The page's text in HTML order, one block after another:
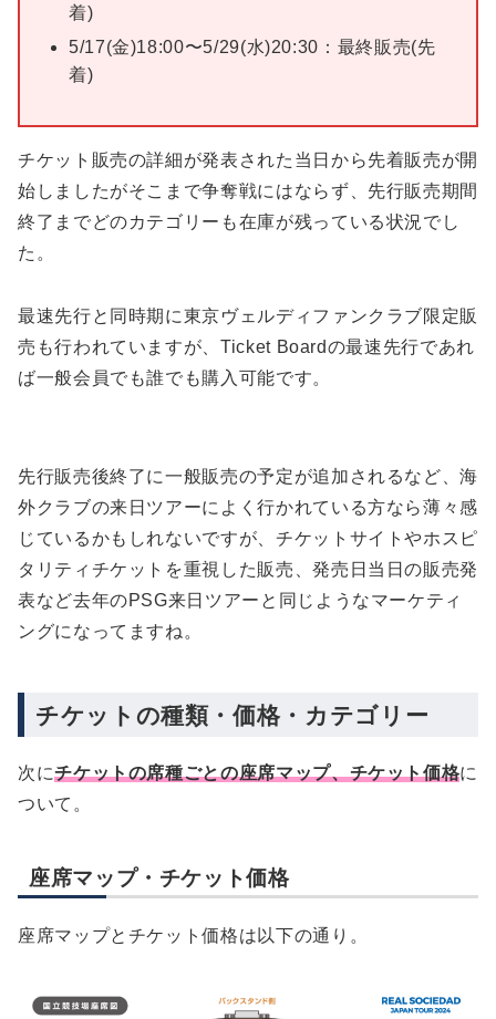
着)
5/17(金)18:00〜5/29(水)20:30：最終販売(先
着)
チケット販売の詳細が発表された当日から先着販売が開
始しましたがそこまで争奪戦にはならず、先行販売期間
終了までどのカテゴリーも在庫が残っている状況でし
た。
最速先行と同時期に東京ヴェルディファンクラブ限定販
売も行われていますが、Ticket Boardの最速先行であれ
ば一般会員でも誰でも購入可能です。
先行販売後終了に一般販売の予定が追加されるなど、海
外クラブの来日ツアーによく行かれている方なら薄々感
じているかもしれないですが、チケットサイトやホスピ
タリティチケットを重視した販売、発売日当日の販売発
表など去年のPSG来日ツアーと同じようなマーケティ
ングになってますね。
チケットの種類・価格・カテゴリー
次にチケットの席種ごとの座席マップ、チケット価格に
ついて。
座席マップ・チケット価格
座席マップとチケット価格は以下の通り。